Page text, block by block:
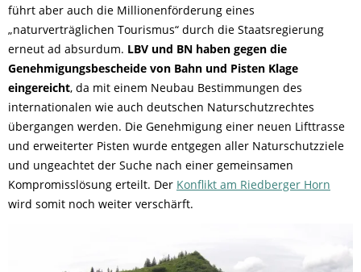
führt aber auch die Millionenförderung eines
„naturverträglichen Tourismus“ durch die Staatsregierung
erneut ad absurdum. LBV und BN haben gegen die
Genehmigungsbescheide von Bahn und Pisten Klage
eingereicht, da mit einem Neubau Bestimmungen des
internationalen wie auch deutschen Naturschutzrechtes
übergangen werden. Die Genehmigung einer neuen Lifttrasse
und erweiterter Pisten wurde entgegen aller Naturschutzziele
und ungeachtet der Suche nach einer gemeinsamen
Kompromisslösung erteilt. Der Konflikt am Riedberger Horn
wird somit noch weiter verschärft.